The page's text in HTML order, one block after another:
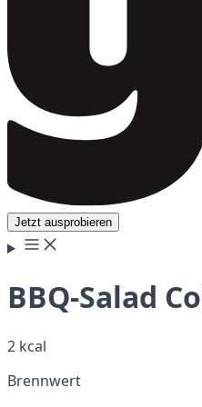
Jetzt ausprobieren
BBQ-Salad
2 kcal
Brennwert